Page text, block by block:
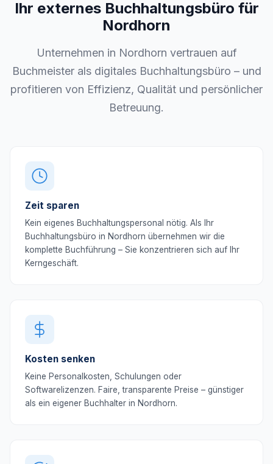
Ihr externes Buchhaltungsbüro für
Nordhorn
Unternehmen in Nordhorn vertrauen auf
Buchmeister als digitales Buchhaltungsbüro – und
profitieren von Effizienz, Qualität und persönlicher
Betreuung.
Zeit sparen
Kein eigenes Buchhaltungspersonal nötig. Als Ihr
Buchhaltungsbüro in Nordhorn übernehmen wir die
komplette Buchführung – Sie konzentrieren sich auf Ihr
Kerngeschäft.
Kosten senken
Keine Personalkosten, Schulungen oder
Softwarelizenzen. Faire, transparente Preise – günstiger
als ein eigener Buchhalter in Nordhorn.